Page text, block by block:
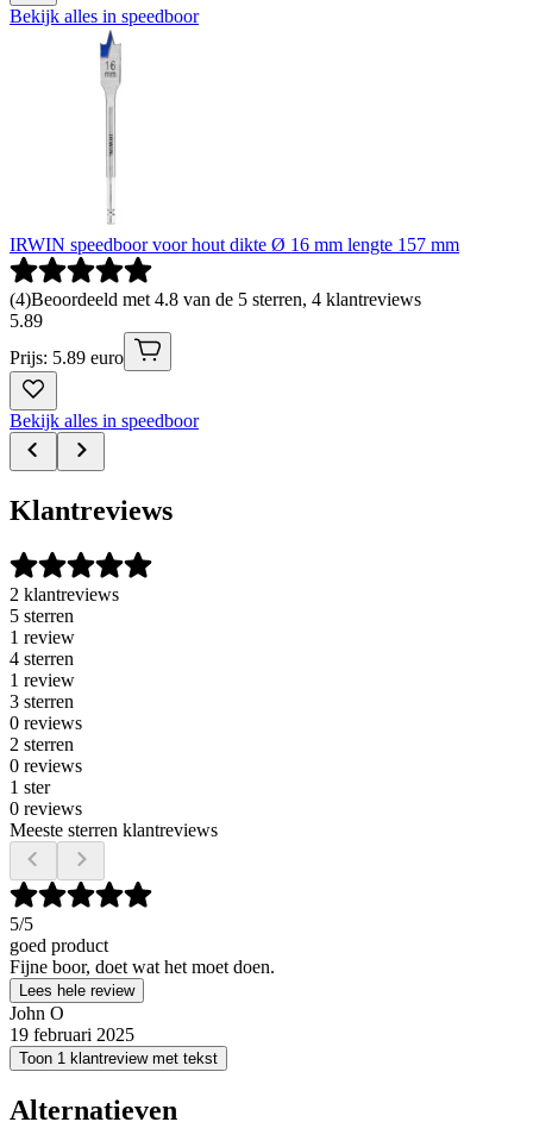
Bekijk alles in speedboor
IRWIN speedboor voor hout dikte Ø 16 mm lengte 157 mm
(4)Beoordeeld met 4.8 van de 5 sterren, 4 klantreviews
5.89
Prijs: 5.89 euro
Bekijk alles in speedboor
Klantreviews
2 klantreviews
5 sterren
1 review
4 sterren
1 review
3 sterren
0 reviews
2 sterren
0 reviews
1 ster
0 reviews
Meeste sterren klantreviews
5/5
goed product
Fijne boor, doet wat het moet doen.
Lees hele review
John O
19 februari 2025
Toon 1 klantreview met tekst
Alternatieven